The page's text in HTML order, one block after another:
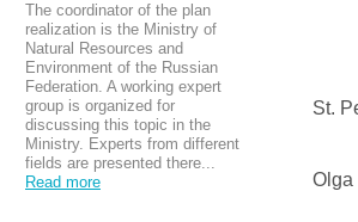
The coordinator of the plan
realization is the Ministry of
Natural Resources and
Environment of the Russian
Federation. A working expert
group is organized for
discussing this topic in the
Ministry. Experts from different
fields are presented there...
Read more
St.
Olga